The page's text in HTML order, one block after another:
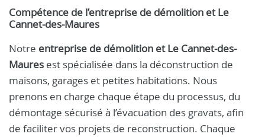
Compétence de l’entreprise de démolition et Le
Cannet-des-Maures
Notre entreprise de démolition et Le Cannet-des-
Maures est spécialisée dans la déconstruction de
maisons, garages et petites habitations. Nous
prenons en charge chaque étape du processus, du
démontage sécurisé à l’évacuation des gravats, afin
de faciliter vos projets de reconstruction. Chaque